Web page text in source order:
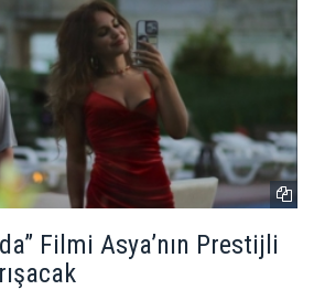
Filmi Asya’nın Prestijli